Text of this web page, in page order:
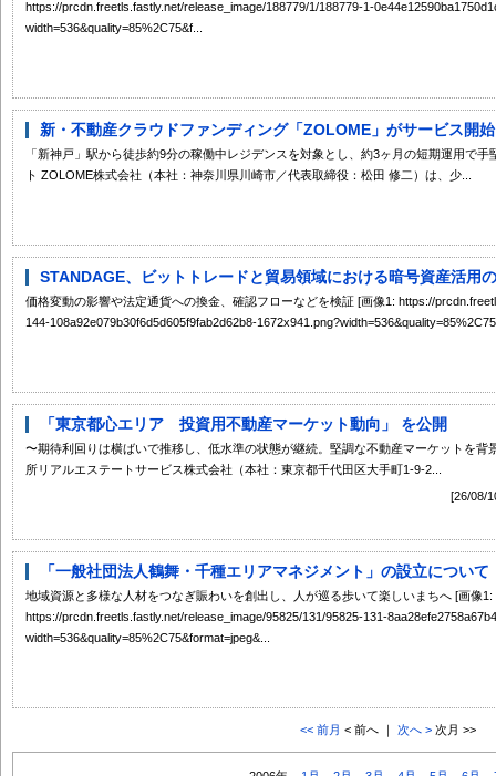
https://prcdn.freetls.fastly.net/release_image/188779/1/188779-1-
width=536&quality=85%2C75&f...
新・不動産クラウドファンディング「ZOLOME」がサービス開
「新神戸」駅から徒歩約9分の稼働中レジデンスを対象とし、約3ヶ月の短期運用で
ト ZOLOME株式会社（本社：神奈川県川崎市／代表取締役：松田 修二）は、少...
STANDAGE、ビットトレードと貿易領域における暗号資産活用
価格変動の影響や法定通貨への換金、確認フローなどを検証 [画像1: https://
144-108a92e079b30f6d5d605f9fab2d62b8-
「東京都心エリア 投資用不動産マーケット動向」 を公開
〜期待利回りは横ばいで推移し、低水準の状態が継続。堅調な不動産マーケットを
所リアルエステートサービス株式会社（本社：東京都千代田区大手町1-9-2...
[26/08/
「一般社団法人鶴舞・千種エリアマネジメント」の設立について
地域資源と多様な人材をつなぎ賑わいを創出し、人が巡る歩いて楽しいまちへ [画像1:
https://prcdn.freetls.fastly.net/release_image/95825/131/95825-131-
width=536&quality=85%2C75&format=jpeg&...
<< 前月 < 前へ ｜ 次へ >次月 >>